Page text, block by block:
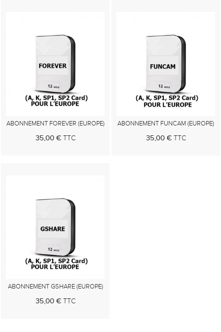
ABONNEMENT FOREVER (EUROPE)
35,00 €TTC
ABONNEMENT FUNCAM (EUROPE)
35,00 €TTC
ABONNEMENT GSHARE (EUROPE)
35,00 €TTC